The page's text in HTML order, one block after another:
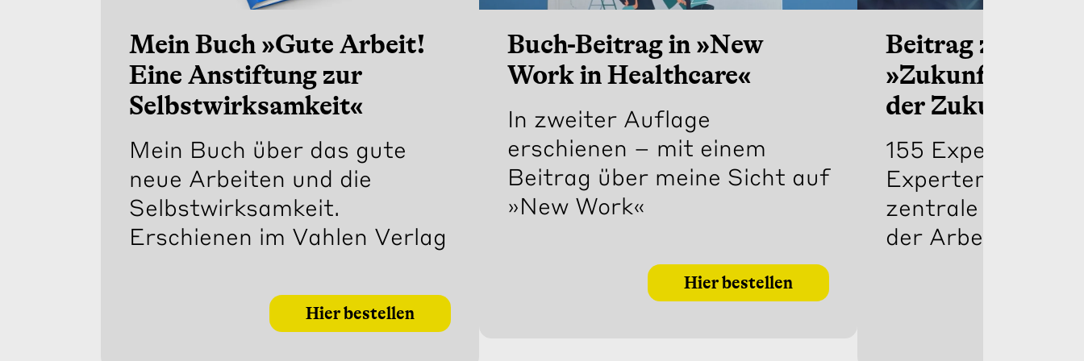
Mein Buch »Gute Arbeit!
Eine Anstiftung zur
Selbstwirksamkeit«
Mein Buch über das gute
neue Arbeiten und die
Selbstwirksamkeit.
Erschienen im Vahlen Verlag
Hier bestellen
Buch-Beitrag in »New
Work in Healthcare«
In zweiter Auflage
erschienen – mit einem
Beitrag über meine Sicht auf
»New Work«
Hier bestellen
Beitrag zum
»Zukunft der
der Zukunft«
155 Expertinnen
Experten
zentrale Fragen
der Arbeit